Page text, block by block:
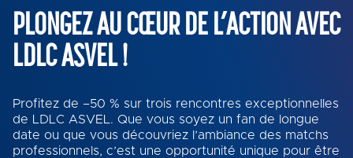
PLONGEZ AU CŒUR DE L’ACTION AVEC
LDLC ASVEL !
Profitez de –50 % sur trois rencontres exceptionnelles
de LDLC ASVEL. Que vous soyez un fan de longue
date ou que vous découvriez l’ambiance des matchs
professionnels, c’est une opportunité unique pour être